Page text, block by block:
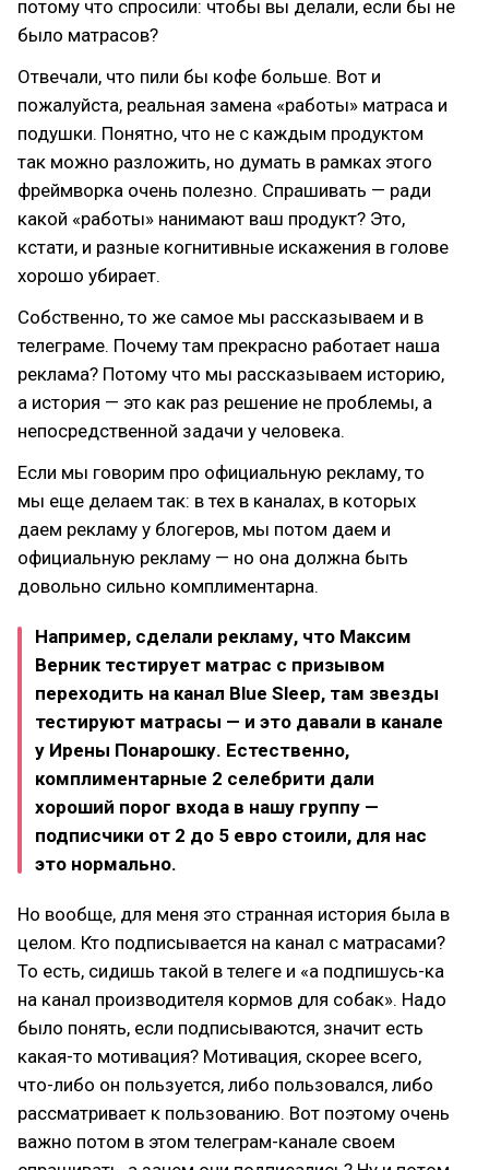
потому что спросили: чтобы вы делали, если бы не
было матрасов?
Отвечали, что пили бы кофе больше. Вот и
пожалуйста, реальная замена «работы» матраса и
подушки. Понятно, что не с каждым продуктом
так можно разложить, но думать в рамках этого
фреймворка очень полезно. Спрашивать — ради
какой «работы» нанимают ваш продукт? Это,
кстати, и разные когнитивные искажения в голове
хорошо убирает.
Собственно, то же самое мы рассказываем и в
телеграме. Почему там прекрасно работает наша
реклама? Потому что мы рассказываем историю,
а история — это как раз решение не проблемы, а
непосредственной задачи у человека.
Если мы говорим про официальную рекламу, то
мы еще делаем так: в тех в каналах, в которых
даем рекламу у блогеров, мы потом даем и
официальную рекламу — но она должна быть
довольно сильно комплиментарна.
Например, сделали рекламу, что Максим
Верник тестирует матрас с призывом
переходить на канал Blue Sleep, там звезды
тестируют матрасы — и это давали в канале
у Ирены Понарошку. Естественно,
комплиментарные 2 селебрити дали
хороший порог входа в нашу группу —
подписчики от 2 до 5 евро стоили, для нас
это нормально.
Но вообще, для меня это странная история была в
целом. Кто подписывается на канал с матрасами?
То есть, сидишь такой в телеге и «а подпишусь-ка
на канал производителя кормов для собак». Надо
было понять, если подписываются, значит есть
какая-то мотивация? Мотивация, скорее всего,
что-либо он пользуется, либо пользовался, либо
рассматривает к пользованию. Вот поэтому очень
важно потом в этом телеграм-канале своем